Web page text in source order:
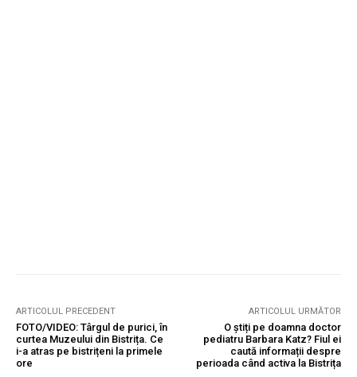
ARTICOLUL PRECEDENT
FOTO/VIDEO: Târgul de purici, în
curtea Muzeului din Bistrița. Ce
i-a atras pe bistrițeni la primele
ore
ARTICOLUL URMĂTOR
O știți pe doamna doctor
pediatru Barbara Katz? Fiul ei
caută informații despre
perioada când activa la Bistrița